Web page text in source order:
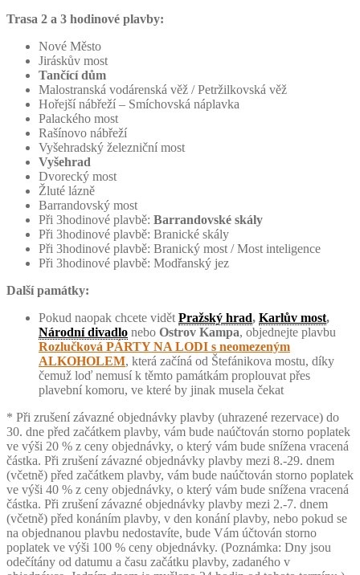
Trasa 2 a 3 hodinové plavby:
Nové Město
Jiráskův most
Tančící dům
Malostranská vodárenská věž / Petržilkovská věž
Hořejší nábřeží – Smíchovská náplavka
Palackého most
Rašínovo nábřeží
Vyšehradský železniční most
Vyšehrad
Dvorecký most
Žluté lázně
Barrandovský most
Při 3hodinové plavbě: Barrandovské skály
Při 3hodinové plavbě: Branické skály
Při 3hodinové plavbě: Branický most / Most inteligence
Při 3hodinové plavbě: Modřanský jez
Další památky:
Pokud naopak chcete vidět Pražský hrad, Karlův most,
Národní divadlo nebo Ostrov Kampa, objednejte plavbu
Rozlučková PÁRTY NA LODI s neomezeným
ALKOHOLEM, která začíná od Štefánikova mostu, díky
čemuž loď nemusí k těmto památkám proplouvat přes
plavební komoru, ve které by jinak musela čekat
* Při zrušení závazné objednávky plavby (uhrazené rezervace) do
30. dne před začátkem plavby, vám bude naúčtován storno poplatek
ve výši 20 % z ceny objednávky, o který vám bude snížena vracená
částka. Při zrušení závazné objednávky plavby mezi 8.-29. dnem
(včetně) před začátkem plavby, vám bude naúčtován storno poplatek
ve výši 40 % z ceny objednávky, o který vám bude snížena vracená
částka. Při zrušení závazné objednávky plavby mezi 2.-7. dnem
(včetně) před konáním plavby, v den konání plavby, nebo pokud se
na objednanou plavbu nedostavíte, bude Vám účtován storno
poplatek ve výši 100 % ceny objednávky. (Poznámka: Dny jsou
odečítány od datumu a času začátku plavby, zadaného v